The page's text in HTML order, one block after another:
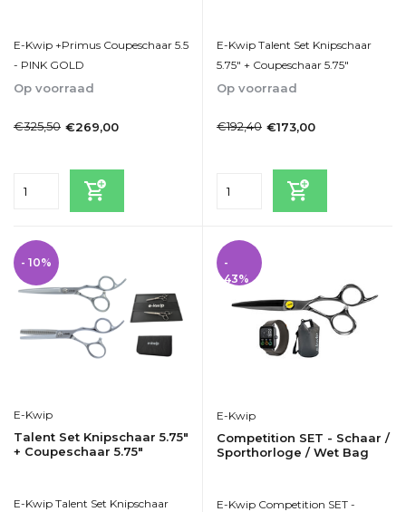
E-Kwip +Primus Coupeschaar 5.5
- PINK GOLD
Op voorraad
€325,50 €269,00
E-Kwip Talent Set Knipschaar
5.75" + Coupeschaar 5.75"
Op voorraad
€192,40 €173,00
- 10%
E-Kwip
Talent Set Knipschaar 5.75"
+ Coupeschaar 5.75"
E-Kwip Talent Set Knipschaar
-
43%
E-Kwip
Competition SET - Schaar /
Sporthorloge / Wet Bag
E-Kwip Competition SET -